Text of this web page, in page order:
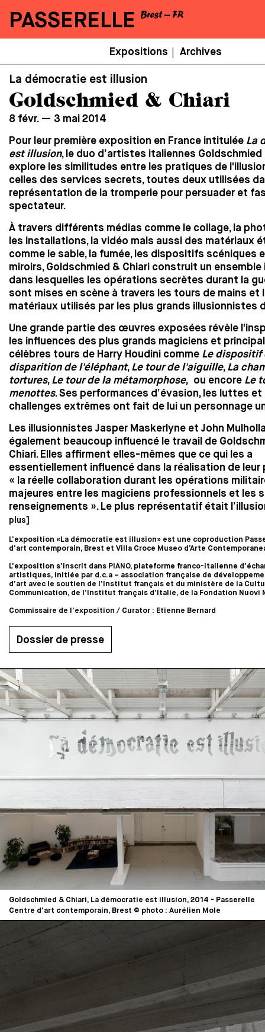
PASSERELLE
Secondaire
Expositions Archives
Goldschmied & Chiari, La démocratie est illusion, 2014 - Passerelle
Centre d'art contemporain, Brest © photo : Aurélien Mole
La démocratie est illusion
Goldschmied & Chiari
8 févr. — 3 mai 2014
Pour leur première exposition en France intitulée La
est illusion, le duo d’artistes italiennes Goldschmied
explore les similitudes entre les pratiques de
celles des services secrets, toutes deux utilisées
représentation de la tromperie pour persuader et
spectateur.
À travers différents médias comme le collage, la
les installations, la vidéo mais aussi des matériaux
comme le sable, la fumée, les dispositifs scéniques
miroirs, Goldschmied & Chiari construit un ensemble
dans lesquelles les opérations secrètes durant la
sont mises en scène à travers les tours de mains et
matériaux utilisés par les plus grands illusionnistes
Une grande partie des œuvres exposées révèle
les influences des plus grands magiciens et
célèbres tours de Harry Houdini comme Le dispositif
disparition de l'éléphant, Le tour de l'aiguille, La
tortures, Le tour de la métamorphose, ou encore Le
menottes. Ses performances d’évasion, les luttes et
challenges extrêmes ont fait de lui un personnage
Les illusionnistes Jasper Maskerlyne et John
également beaucoup influencé le travail de
Chiari. Elles affirment elles-mêmes que ce qui les a
essentiellement influencé dans la réalisation de
« la réelle collaboration durant les opérations
majeures entre les magiciens professionnels et les
renseignements ». Le plus représentatif était
plus]
L’exposition «La démocratie est illusion» est une coproduction
d’art contemporain, Brest et Villa Croce Museo d’Arte
L’exposition s’inscrit dans PIANO, plateforme franco-italienne
artistiques, initiée par d.c.a – association française de
d’art avec le soutien de l’Institut français et du ministère de la
Communication, de l’Institut français d’Italie, de la Fondation Nuovi
Commissaire de l'exposition / Curator : Etienne Bernard
Dossier de presse